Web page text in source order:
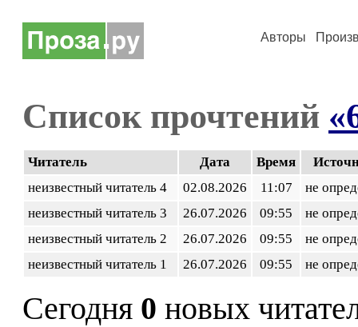
Авторы
Список прочтений
Читатель Дата Время
неизвестный читатель 4
02.08.2026 11:07
не
неизвестный читатель 3
26.07.2026 09:55
не
неизвестный читатель 2
26.07.2026 09:55
не
неизвестный читатель 1
26.07.2026 09:55 не
Сегодня 0 новых